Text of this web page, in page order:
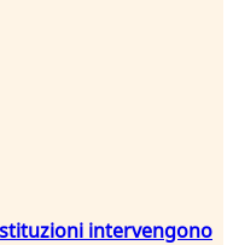
intervengono